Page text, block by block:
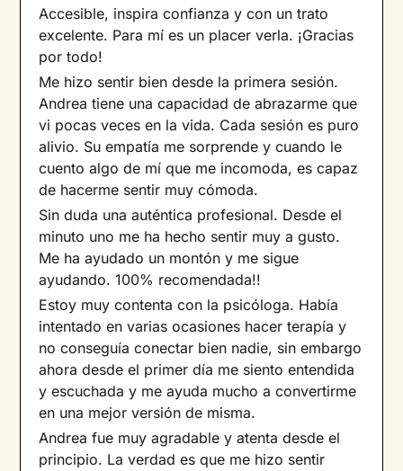
Accesible, inspira confianza y con un trato
excelente. Para mí es un placer verla. ¡Gracias
por todo!
Me hizo sentir bien desde la primera sesión.
Andrea tiene una capacidad de abrazarme que
vi pocas veces en la vida. Cada sesión es puro
alivio. Su empatía me sorprende y cuando le
cuento algo de mí que me incomoda, es capaz
de hacerme sentir muy cómoda.
Sin duda una auténtica profesional. Desde el
minuto uno me ha hecho sentir muy a gusto.
Me ha ayudado un montón y me sigue
ayudando. 100% recomendada!!
Estoy muy contenta con la psicóloga. Había
intentado en varias ocasiones hacer terapía y
no conseguía conectar bien nadie, sin embargo
ahora desde el primer día me siento entendida
y escuchada y me ayuda mucho a convertirme
en una mejor versión de misma.
Andrea fue muy agradable y atenta desde el
principio. La verdad es que me hizo sentir